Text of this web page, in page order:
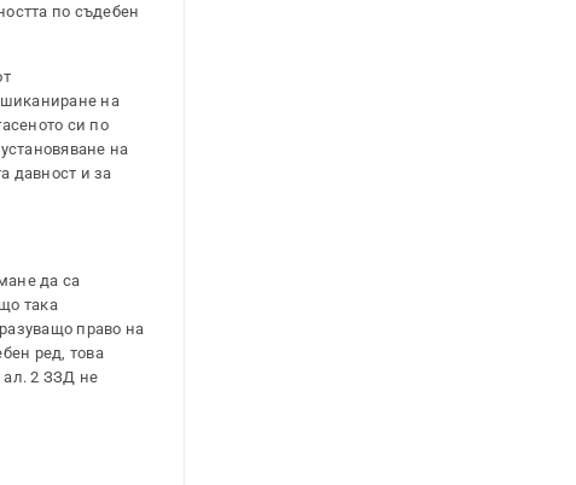
по съдебен
шиканиране на
си по
на
давност и за
да са
така
право на
ред, това
ал. 2 ЗЗД не